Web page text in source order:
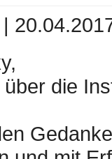
|
die